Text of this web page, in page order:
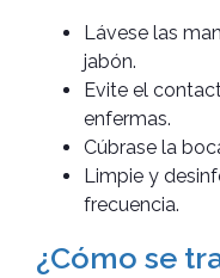
Lávese las
jabón.
Evite el
enfermas.
Cúbrase la
Limpie y
frecuencia.
¿Cómo se